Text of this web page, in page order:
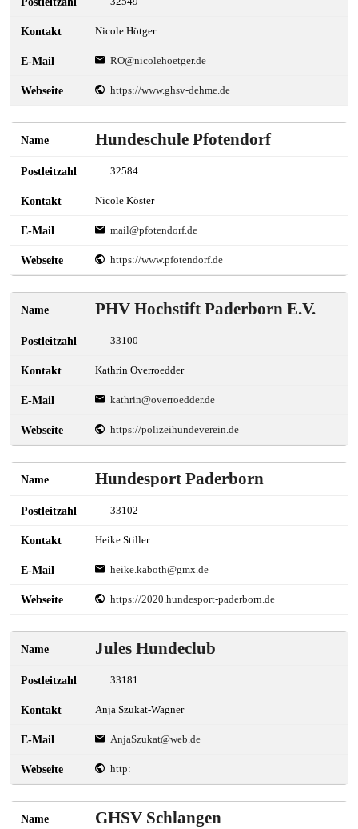
Nicole Hötger
RO@nicolehoetger.de
https://www.ghsv-dehme.de
Hundeschule Pfotendorf
32584
Nicole Köster
mail@pfotendorf.de
https://www.pfotendorf.de
PHV Hochstift Paderborn E.V.
33100
Kathrin Overroedder
kathrin@overroedder.de
https://polizeihundeverein.de
Hundesport Paderborn
33102
Heike Stiller
heike.kaboth@gmx.de
https://2020.hundesport-paderborn.de
Jules Hundeclub
33181
Anja Szukat-Wagner
AnjaSzukat@web.de
http:
GHSV Schlangen